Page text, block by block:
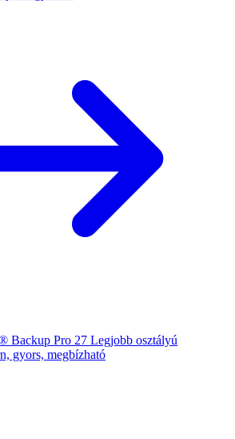
Backup Pro 27 Legjobb osztályú
gyors, megbízható